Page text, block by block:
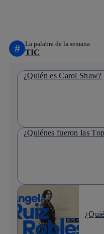
# La palabra de la semana
TIC
¿Quién es Carol Shaw?
¿Quiénes fueron las